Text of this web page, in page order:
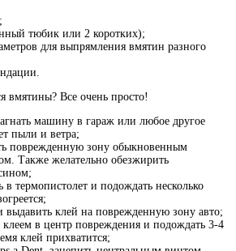
тюбик или 2 коротких);
для выпрямления вмятин разного
вмятины? Все очень просто!
машину в гараж или любое другое
пыли и ветра;
поврежденную зону обыкновенным
Также желательно обезжирить
в термопистолет и подождать несколько
выдавить клей на поврежденную зону авто;
в центр повреждения и подождать 3-4
клей прихватится;